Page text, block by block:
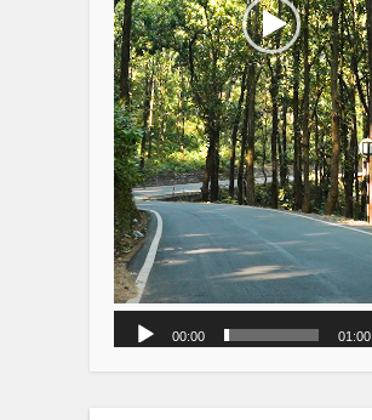
00:00 01:00